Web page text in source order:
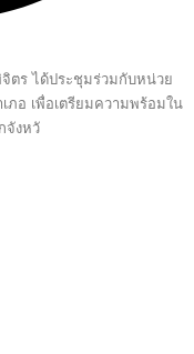
ร ได้ประชุมร่วมกับหน่วย
ภอ เพื่อเตรียมความพร้อมใน
จังหวั